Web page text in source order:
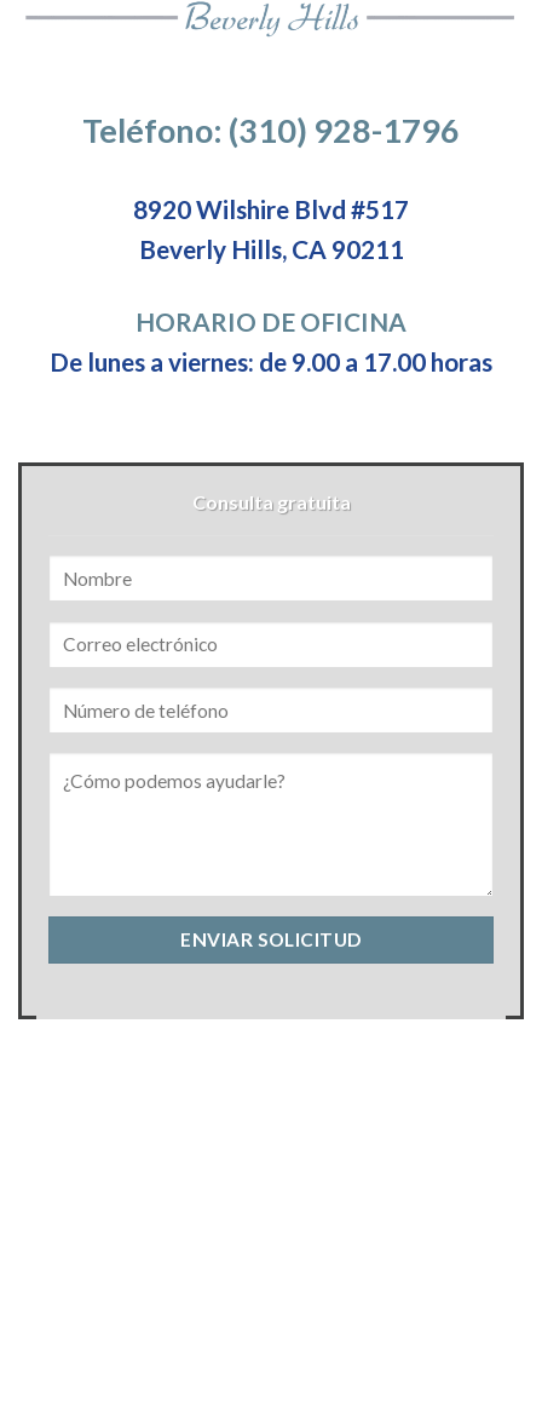
Teléfono: (310) 928-1796
8920 Wilshire Blvd #517
Beverly Hills, CA 90211
HORARIO DE OFICINA
De lunes a viernes: de 9.00 a 17.00 horas
Consulta gratuita